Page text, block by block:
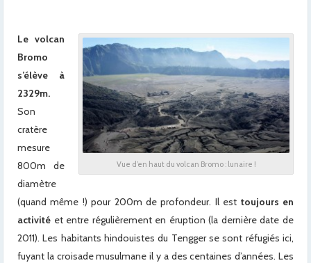
Vue d’en haut du volcan Bromo : lunaire !
Le volcan
Bromo
s’élève à
2329m.
Son
cratère
mesure
800m de
diamètre
(quand même !) pour 200m de profondeur. Il est toujours en
activité et entre régulièrement en éruption (la dernière date de
2011). Les habitants hindouistes du Tengger se sont réfugiés ici,
fuyant la croisade musulmane il y a des centaines d’années. Les